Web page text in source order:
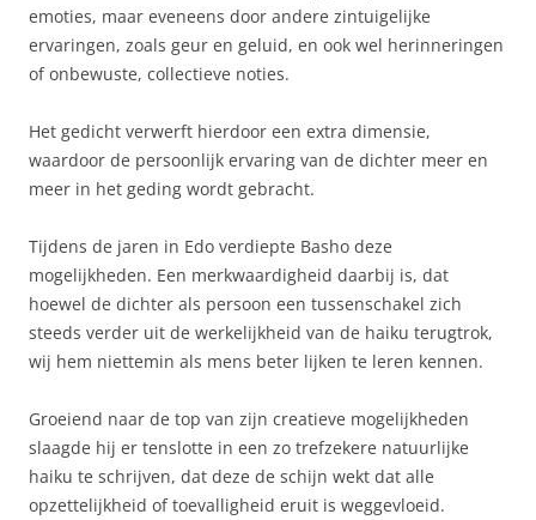
emoties, maar eveneens door andere zintuigelijke
ervaringen, zoals geur en geluid, en ook wel herinneringen
of onbewuste, collectieve noties.
Het gedicht verwerft hierdoor een extra dimensie,
waardoor de persoonlijk ervaring van de dichter meer en
meer in het geding wordt gebracht.
Tijdens de jaren in Edo verdiepte Basho deze
mogelijkheden. Een merkwaardigheid daarbij is, dat
hoewel de dichter als persoon een tussenschakel zich
steeds verder uit de werkelijkheid van de haiku terugtrok,
wij hem niettemin als mens beter lijken te leren kennen.
Groeiend naar de top van zijn creatieve mogelijkheden
slaagde hij er tenslotte in een zo trefzekere natuurlijke
haiku te schrijven, dat deze de schijn wekt dat alle
opzettelijkheid of toevalligheid eruit is weggevloeid.